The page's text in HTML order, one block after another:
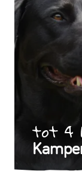
tot 4